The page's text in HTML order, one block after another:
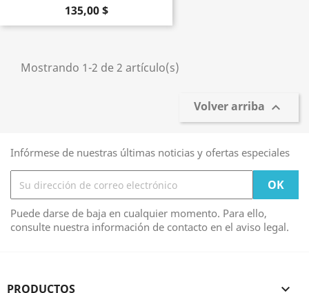
135,00 $
Mostrando 1-2 de 2 artículo(s)
Volver arriba 
Infórmese de nuestras últimas noticias y ofertas especiales
Puede darse de baja en cualquier momento. Para ello,
consulte nuestra información de contacto en el aviso legal.
PRODUCTOS 